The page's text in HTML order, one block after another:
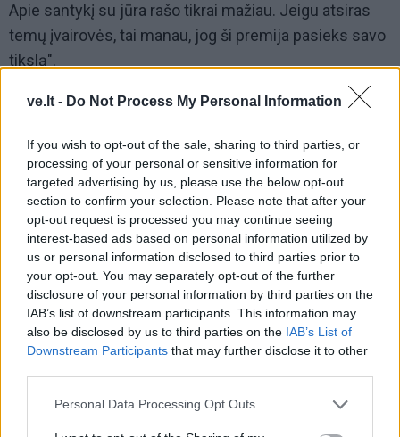
ve.lt - Do Not Process My Personal Information
If you wish to opt-out of the sale, sharing to third parties, or
processing of your personal or sensitive information for
targeted advertising by us, please use the below opt-out
section to confirm your selection. Please note that after your
opt-out request is processed you may continue seeing
interest-based ads based on personal information utilized by
us or personal information disclosed to third parties prior to
your opt-out. You may separately opt-out of the further
disclosure of your personal information by third parties on the
IAB’s list of downstream participants. This information may
also be disclosed by us to third parties on the IAB’s List of
Downstream Participants that may further disclose it to other
Personal Data Processing Opt Outs
Apie santykį su jūra rašo tikrai mažiau. Jeigu atsiras
temų įvairovės, tai manau, jog ši premija pasieks savo
tikslą".
Prie stalo Kazio Pakšto atvirlaiškius rodo Lietuvos jūrų